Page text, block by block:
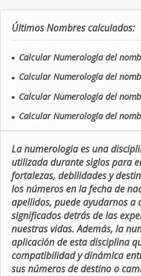
Últimos Nombres calculados:
■ Calcular Numerología del
■ Calcular Numerología del
■ Calcular Numerología del
■ Calcular Numerología del
La numerologia es una
utilizada durante siglos para
fortalezas, debilidades y
los números en la fecha de
apellidos, puede ayudarnos a
significados detrás de las
nuestras vidas. Además, la
aplicación de esta disciplina
compatibilidad y dinámica
sus números de destino o